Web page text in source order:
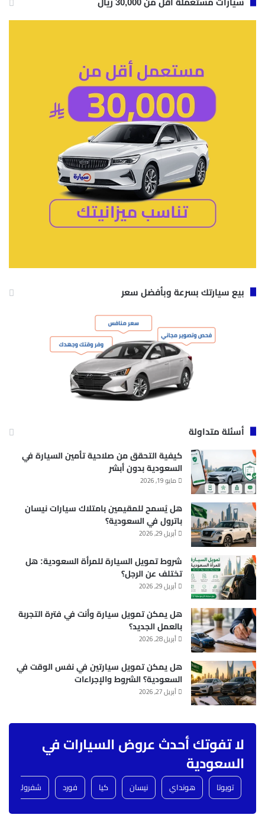
بيع سيارتك بسرعة وبأفضل سعر
أسئلة متداولة
كيفية التحقق من صلاحية تأمين السيارة في
السعودية بدون أبشر
مايو 19, 2026
هل يُسمح للمقيمين بامتلاك سيارات نيسان
باترول في السعودية؟
أبريل 29, 2026
شروط تمويل السيارة للمرأة السعودية: هل
تختلف عن الرجل؟
أبريل 29, 2026
هل يمكن تمويل سيارة وأنت في فترة التجربة
بالعمل الجديد؟
أبريل 28, 2026
هل يمكن تمويل سيارتين في نفس الوقت في
السعودية؟ الشروط والإجراءات
أبريل 27, 2026
لا تفوتك أحدث عروض السيارات في
السعودية
تويوتا هونداي نيسان كيا فورد شفروليه